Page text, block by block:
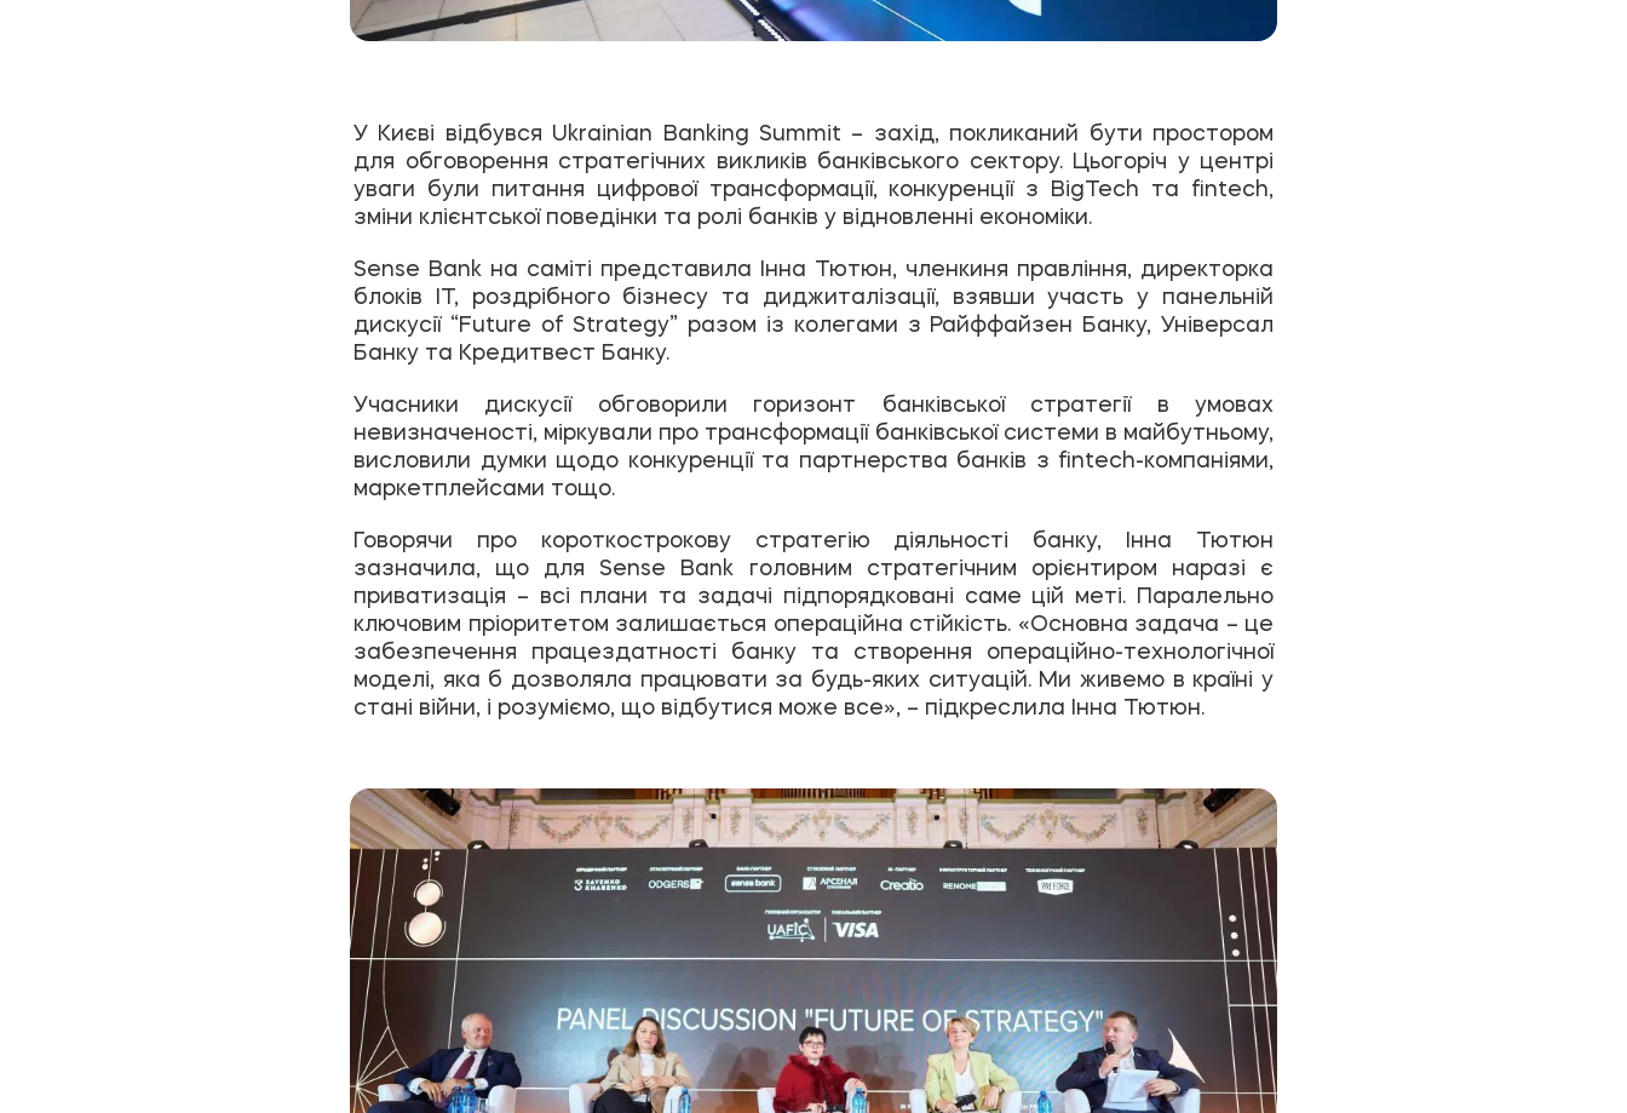
У Києві відбувся Ukrainian Banking Summit – захід, покликаний бути простором
для обговорення стратегічних викликів банківського сектору. Цьогоріч у центрі
уваги були питання цифрової трансформації, конкуренції з BigTech та fintech,
зміни клієнтської поведінки та ролі банків у відновленні економіки.
Sense Bank на саміті представила Інна Тютюн, членкиня правління, директорка
блоків IT, роздрібного бізнесу та диджиталізації, взявши участь у панельній
дискусії “Future of Strategy” разом із колегами з Райффайзен Банку, Універсал
Банку та Кредитвест Банку.
Учасники дискусії обговорили горизонт банківської стратегії в умовах
невизначеності, міркували про трансформації банківської системи в майбутньому,
висловили думки щодо конкуренції та партнерства банків з fintech-компаніями,
маркетплейсами тощо.
Говорячи про короткострокову стратегію діяльності банку, Інна Тютюн
зазначила, що для Sense Bank головним стратегічним орієнтиром наразі є
приватизація – всі плани та задачі підпорядковані саме цій меті. Паралельно
ключовим пріоритетом залишається операційна стійкість. «Основна задача – це
забезпечення працездатності банку та створення операційно-технологічної
моделі, яка б дозволяла працювати за будь-яких ситуацій. Ми живемо в країні у
стані війни, і розуміємо, що відбутися може все», – підкреслила Інна Тютюн.